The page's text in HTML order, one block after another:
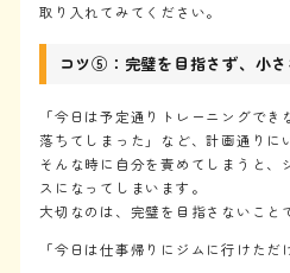
取り入れてみてください。
コツ⑤：完璧を目指さず、小
「今日は予定通りトレーニングで
落ちてしまった」など、計画通りに
そんな時に自分を責めてしまうと、
スになってしまいます。
大切なのは、完璧を目指さないこと
「今日は仕事帰りにジムに行けただ